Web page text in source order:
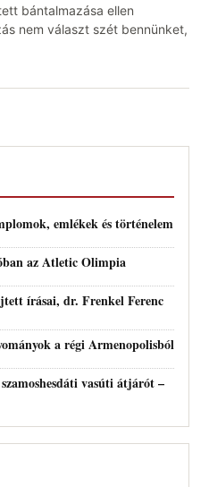
bántalmazása ellen
nem választ szét bennünket,
emlékek és történelem
az Atletic Olimpia
írásai, dr. Frenkel Ferenc
a régi Armenopolisból
vasúti átjárót –